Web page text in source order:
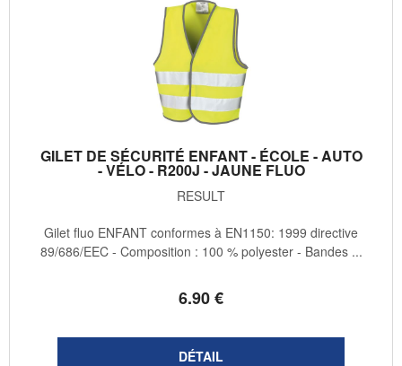
GILET DE SÉCURITÉ ENFANT - ÉCOLE - AUTO
- VÉLO - R200J - JAUNE FLUO
RESULT
6.90€
Gilet fluo ENFANT conformes à EN1150: 1999 directive
89/686/EEC - Composition : 100 % polyester - Bandes ...